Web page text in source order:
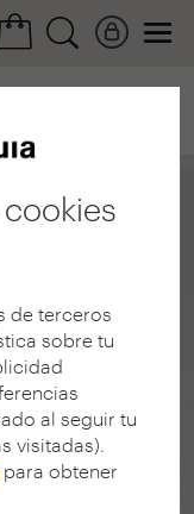
de terceros
sobre tu
al seguir tu
visitadas).
para obtener